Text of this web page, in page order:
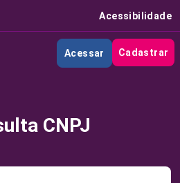
Acessibilidade
Acessar Cadastrar
CNPJ